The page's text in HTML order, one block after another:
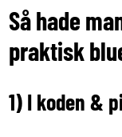
Så hade
praktisk
1) I koden &